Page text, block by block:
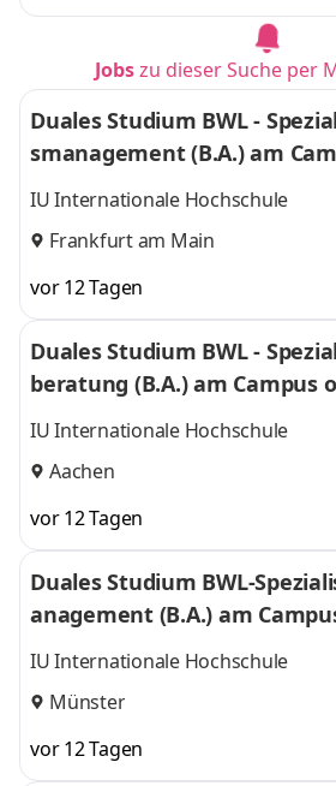
Jobszu dieser Suche per
Duales Studium BWL -
smanagement (B.A.) am
l
IU Internationale Hochschule
Frankfurt am Main
vor 12 Tagen
Duales Studium BWL -
beratung (B.A.) am Campus
IU Internationale Hochschule
Aachen
vor 12 Tagen
Duales Studium BWL-
anagement (B.A.) am
IU Internationale Hochschule
Münster
vor 12 Tagen